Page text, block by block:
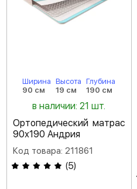
Ширина
90 см
Высота
19 см
Глубина
190 см
в наличии: 21 шт.
Ортопедический матрас
90х190 Андрия
Код товара: 211861
(5)